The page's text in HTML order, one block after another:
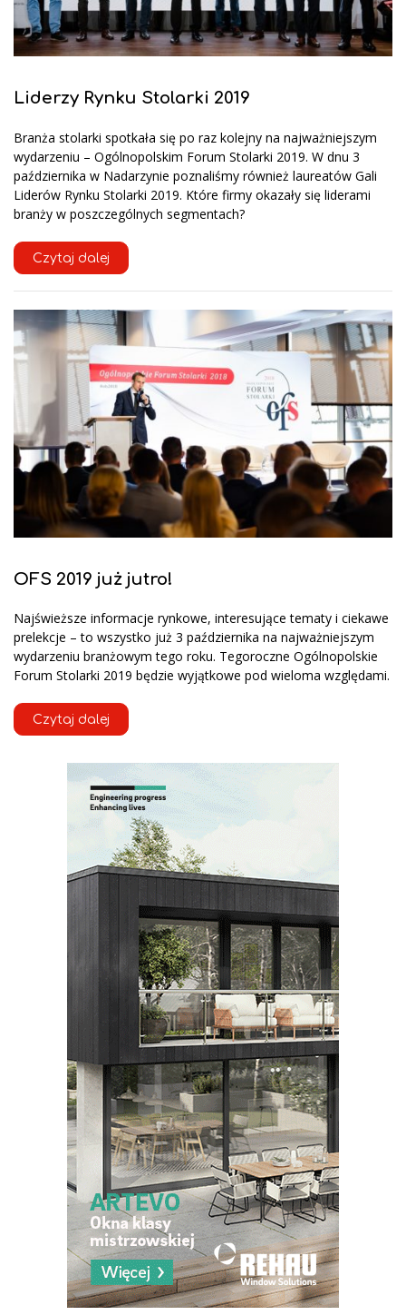
Liderzy Rynku Stolarki 2019
Branża stolarki spotkała się po raz kolejny na najważniejszym
wydarzeniu – Ogólnopolskim Forum Stolarki 2019. W dnu 3
października w Nadarzynie poznaliśmy również laureatów Gali
Liderów Rynku Stolarki 2019. Które firmy okazały się liderami
branży w poszczególnych segmentach?
Czytaj dalej
OFS 2019 już jutro!
Najświeższe informacje rynkowe, interesujące tematy i ciekawe
prelekcje – to wszystko już 3 października na najważniejszym
wydarzeniu branżowym tego roku. Tegoroczne Ogólnopolskie
Forum Stolarki 2019 będzie wyjątkowe pod wieloma względami.
Czytaj dalej